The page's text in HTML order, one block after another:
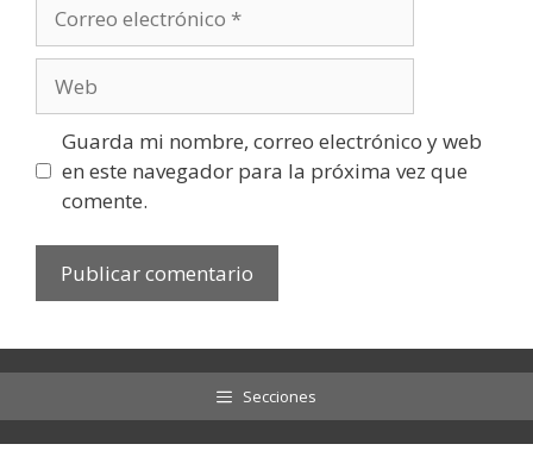
electrónico
Guarda mi nombre, correo electrónico y web
en este navegador para la próxima vez que
comente.
Secciones